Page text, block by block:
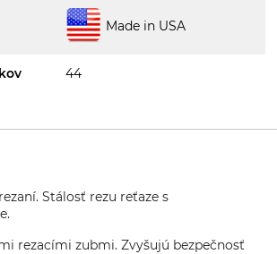
Made in USA
44
Stálosť rezu reťaze s
rezacími zubmi. Zvyšujú bezpečnosť